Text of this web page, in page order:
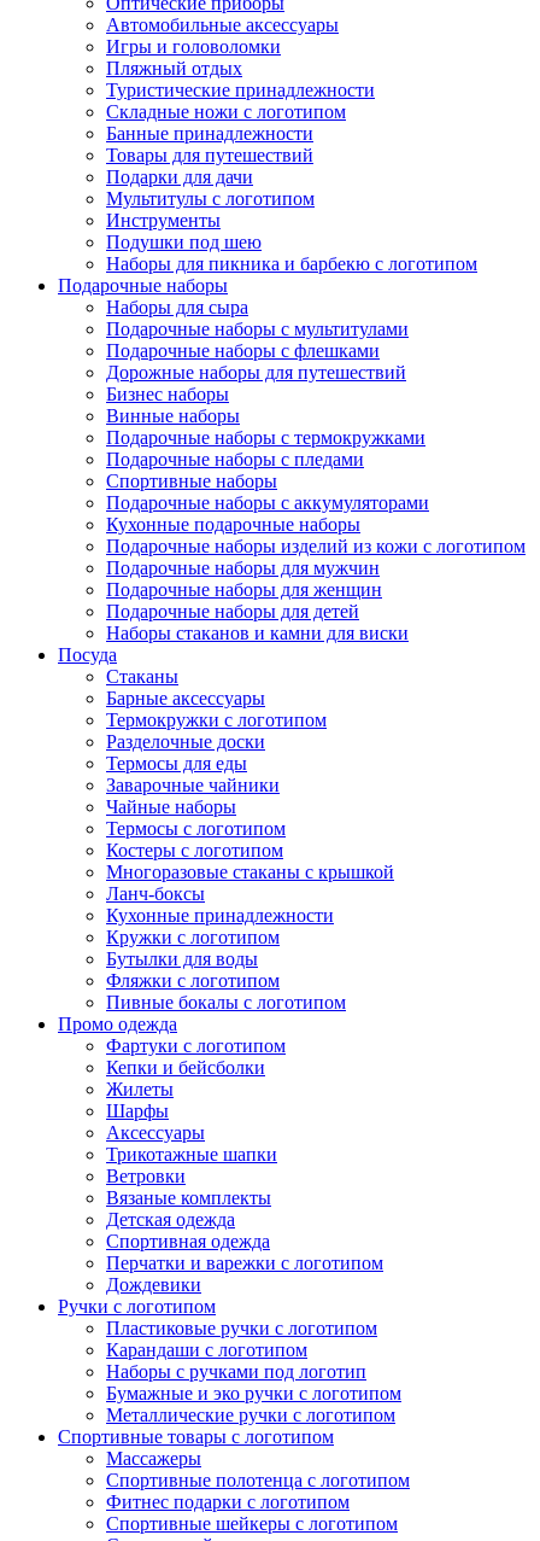
Автомобильные аксессуары
Игры и головоломки
Пляжный отдых
Туристические принадлежности
Складные ножи с логотипом
Банные принадлежности
Товары для путешествий
Подарки для дачи
Мультитулы с логотипом
Инструменты
Подушки под шею
Наборы для пикника и барбекю с логотипом
Подарочные наборы
Наборы для сыра
Подарочные наборы с мультитулами
Подарочные наборы с флешками
Дорожные наборы для путешествий
Бизнес наборы
Винные наборы
Подарочные наборы с термокружками
Подарочные наборы с пледами
Спортивные наборы
Подарочные наборы с аккумуляторами
Кухонные подарочные наборы
Подарочные наборы изделий из кожи с логотипом
Подарочные наборы для мужчин
Подарочные наборы для женщин
Подарочные наборы для детей
Наборы стаканов и камни для виски
Посуда
Стаканы
Барные аксессуары
Термокружки с логотипом
Разделочные доски
Термосы для еды
Заварочные чайники
Чайные наборы
Термосы с логотипом
Костеры с логотипом
Многоразовые стаканы с крышкой
Ланч-боксы
Кухонные принадлежности
Кружки с логотипом
Бутылки для воды
Фляжки с логотипом
Пивные бокалы с логотипом
Промо одежда
Фартуки с логотипом
Кепки и бейсболки
Жилеты
Шарфы
Аксессуары
Трикотажные шапки
Ветровки
Вязаные комплекты
Детская одежда
Спортивная одежда
Перчатки и варежки с логотипом
Дождевики
Ручки с логотипом
Пластиковые ручки с логотипом
Карандаши с логотипом
Наборы с ручками под логотип
Бумажные и эко ручки с логотипом
Металлические ручки с логотипом
Спортивные товары с логотипом
Массажеры
Спортивные полотенца с логотипом
Фитнес подарки с логотипом
Спортивные шейкеры с логотипом